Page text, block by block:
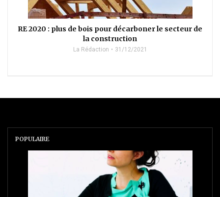
RE 2020 : plus de bois pour décarboner le secteur de
la construction
La Rédaction 31/12/2021
POPULAIRE